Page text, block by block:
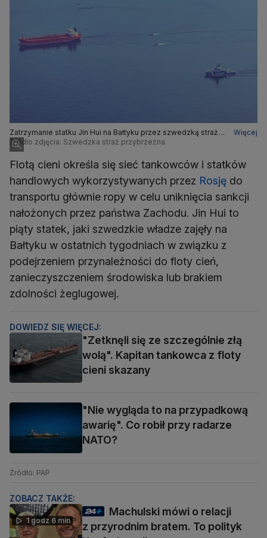
Zatrzymanie statku Jin Hui na Bałtyku przez szwedzką straż
przybrzeżną
Więcej
Źródło zdjęcia: Szwedzka straż przybrzeżna
Flotą cieni określa się sieć tankowców i statków
handlowych wykorzystywanych przez Rosję do
transportu głównie ropy w celu uniknięcia sankcji
nałożonych przez państwa Zachodu. Jin Hui to
piąty statek, jaki szwedzkie władze zajęły na
Bałtyku w ostatnich tygodniach w związku z
podejrzeniem przynależności do floty cień,
zanieczyszczeniem środowiska lub brakiem
zdolności żeglugowej.
DOWIEDZ SIĘ WIĘCEJ:
"Zetknęli się ze szczególnie złą
wolą". Kapitan tankowca z floty
cieni skazany
"Nie wygląda to na przypadkową
awarię". Co robił przy radarze
NATO?
Źródło: PAP
ZOBACZ TAKŻE:
1 godz 6 min
Machulski mówi o relacji
z przyrodnim bratem. To polityk